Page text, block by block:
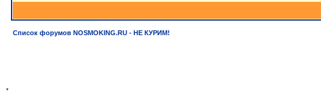
Список форумов NOSMOKING.RU - НЕ КУРИМ!
*